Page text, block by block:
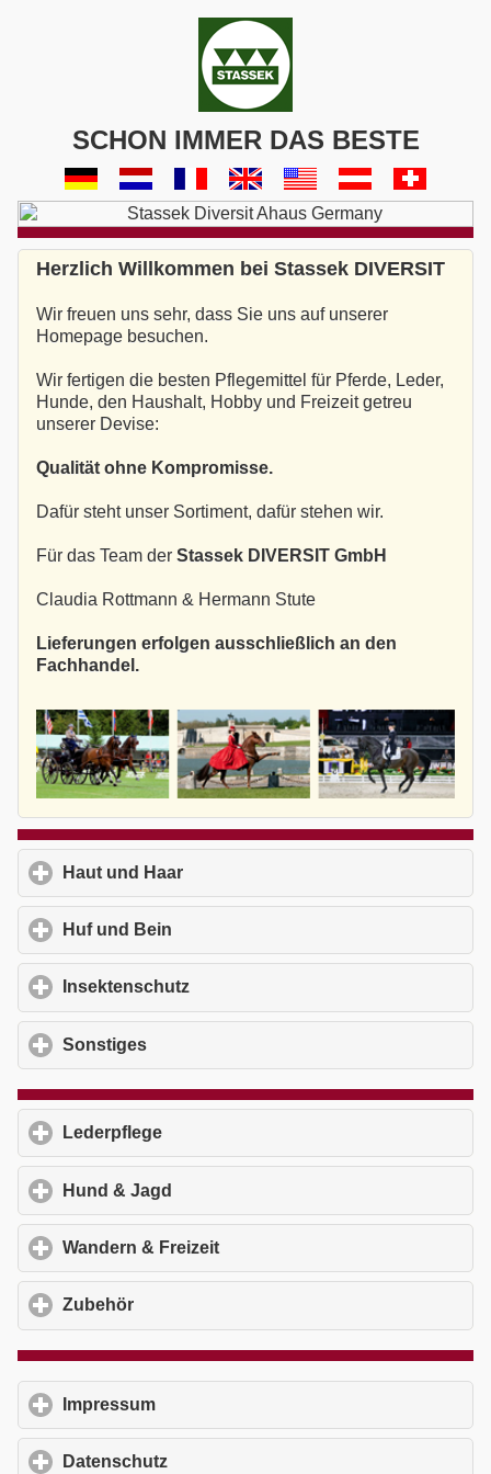
SCHON IMMER DAS BESTE
Herzlich Willkommen bei Stassek DIVERSIT
Wir freuen uns sehr, dass Sie uns auf unserer
Homepage besuchen.
Wir fertigen die besten Pflegemittel für Pferde, Leder,
Hunde, den Haushalt, Hobby und Freizeit getreu
unserer Devise:
Qualität ohne Kompromisse.
Dafür steht unser Sortiment, dafür stehen wir.
Für das Team der Stassek DIVERSIT GmbH
Claudia Rottmann & Hermann Stute
Lieferungen erfolgen ausschließlich an den
Fachhandel.
Haut und Haar
Huf und Bein
Insektenschutz
Sonstiges
Lederpflege
Hund & Jagd
Wandern & Freizeit
Zubehör
Impressum
Datenschutz